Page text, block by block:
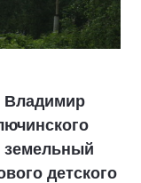
Владимир
земельный
детского